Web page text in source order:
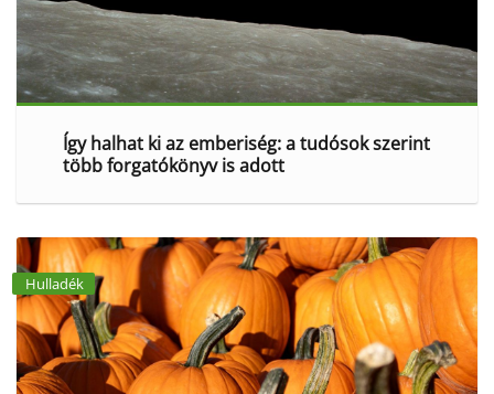
Így halhat ki az emberiség: a tudósok szerint
több forgatókönyv is adott
Hulladék